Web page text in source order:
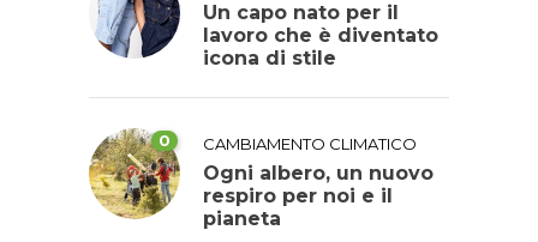
Un capo nato per il
lavoro che è diventato
icona di stile
0 CAMBIAMENTO CLIMATICO
Ogni albero, un nuovo
respiro per noi e il
pianeta